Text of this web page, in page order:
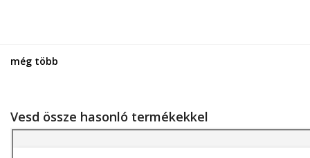
még több
Vesd össze hasonló termékekkel